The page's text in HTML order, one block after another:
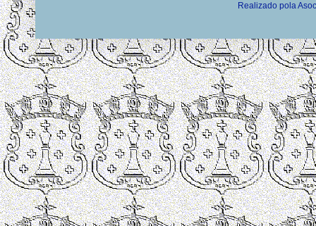
Realizado pola